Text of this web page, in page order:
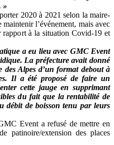
»
2020 à 2021 selon la maire-
l’événement, mais avec
rapport à la situation Covid-19 et
a eu lieu avec GMC Event
La préfecture avait donné
Alpes d’un format debout à
Il a été proposé de faire un
cette jauge en supprimant
du fait que la rentabilité de
débit de boisson tenu par leurs
Event a refusé de mettre en
patinoire/extension des places